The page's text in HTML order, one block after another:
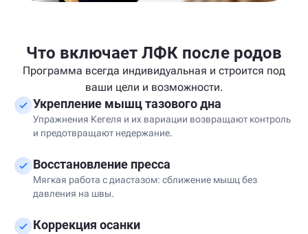
Что включает ЛФК после родов
Программа всегда индивидуальная и строится под
ваши цели и возможности.
Укрепление мышц тазового дна
Упражнения Кегеля и их вариации возвращают контроль
и предотвращают недержание.
Восстановление пресса
Мягкая работа с диастазом: сближение мышц без
давления на швы.
Коррекция осанки